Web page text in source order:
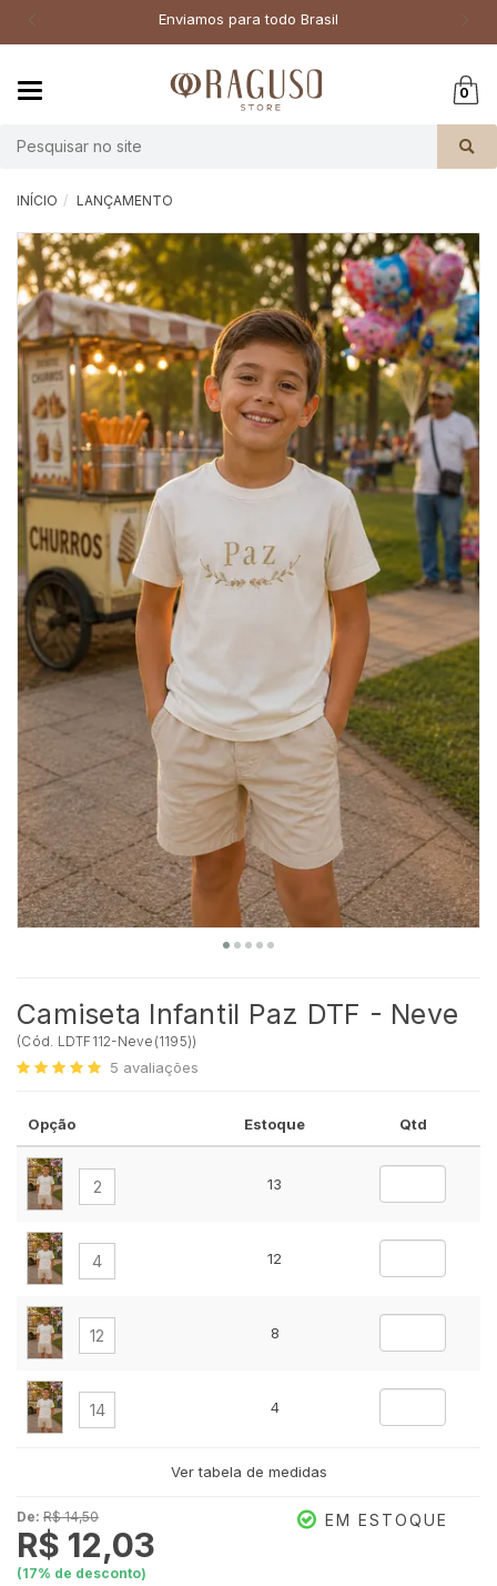
Enviamos para todo Brasil
0
INÍCIO LANÇAMENTO
Camiseta Infantil Paz DTF - Neve
(Cód. LDTF112-Neve(1195))
5 avaliações
Opção Estoque Qtd
2 13
4 12
12 8
14 4
6
Ver tabela de medidas
De: R$ 14,50
R$ 12,03
(17% de desconto)
EM ESTOQUE